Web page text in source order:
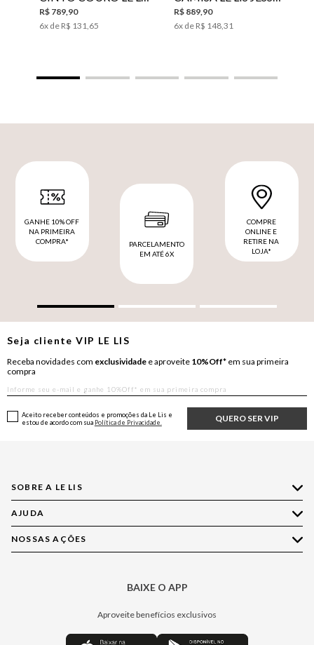
R$ 789 90
6x de R$ 131 65
R$ 889 90
6x de R$ 148 31
GANHE 10% OFF
NA PRIMEIRA
COMPRA*
PARCELAMENTO
EM ATÉ 6X
COMPRE
ONLINE E
RETIRE NA
LOJA*
Seja clienteVIP LE LIS
Receba novidades com exclusividade e aproveite 10%Off* em sua primeira
compra
QUERO SER VIP
Aceito receber conteúdos e promoções da Le Lis e
estou de acordo com sua Política de Privacidade.
SOBRE A LE LIS
Quem Somos
Nossas Lojas
Política de Privacidade
AJUDA
Compre pelo WhatsApp
Central de Relacionamento
NOSSAS AÇÕES
BAIXE O APP
Aproveite benefícios exclusivos